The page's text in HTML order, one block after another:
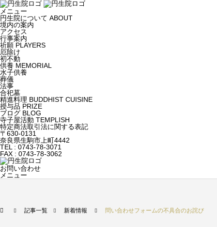
メニュー
円生院について ABOUT
境内の案内
アクセス
行事案内
祈願 PLAYERS
厄除け
初不動
供養 MEMORIAL
水子供養
葬儀
法事
合祀墓
精進料理 BUDDHIST CUISINE
授与品 PRIZE
ブログ BLOG
寺子屋活動 TEMPLISH
特定商法取引法に関する表記
〒630-0131
奈良県生駒市上町4442
TEL : 0743-78-3071
FAX : 0743-78-3062
お問い合わせ
メニュー
記事一覧 新着情報 問い合わせフォームの不具合のお詫び